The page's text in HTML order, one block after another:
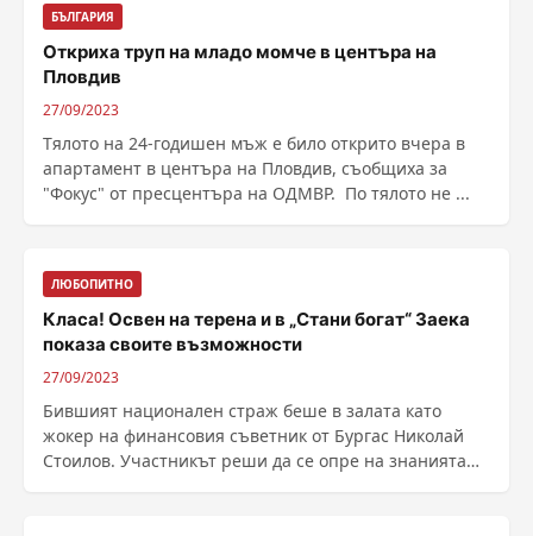
БЪЛГАРИЯ
Откриха труп на младо момче в центъра на
Пловдив
27/09/2023
Тялото на 24-годишен мъж е било открито вчера в
апартамент в центъра на Пловдив, съобщиха за
"Фокус" от пресцентъра на ОДМВР. По тялото не ...
ЛЮБОПИТНО
Класа! Освен на терена и в „Стани богат“ Заека
показа своите възможности
27/09/2023
Бившият национален страж беше в залата като
жокер на финансовия съветник от Бургас Николай
Стоилов. Участникът реши да се опре на знанията